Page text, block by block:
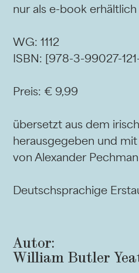
nur als e-book erhältlich
WG: 1112
ISBN: [978-3-99027-
Preis: € 9,99
übersetzt aus dem
herausgegeben und
von Alexander
Deutschsprachige
Autor:
William Butler